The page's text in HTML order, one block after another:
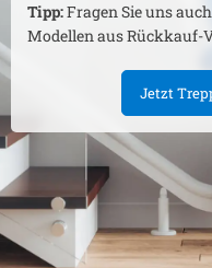
Tipp:Fragen Sie uns
Modellen aus Rückkauf-
Jetzt